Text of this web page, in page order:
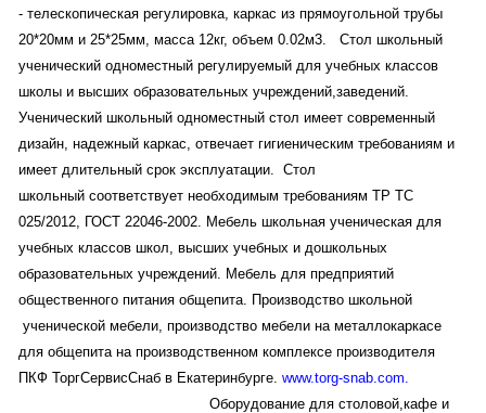
- телескопическая регулировка, каркас из прямоугольной трубы
20*20мм и 25*25мм, масса 12кг, объем 0.02м3. Стол школьный
ученический одноместный регулируемый для учебных классов
школы и высших образовательных учреждений,заведений.
Ученический школьный одноместный стол имеет современный
дизайн, надежный каркас, отвечает гигиеническим требованиям и
имеет длительный срок эксплуатации. Стол
школьный соответствует необходимым требованиям ТР ТС
025/2012, ГОСТ 22046-2002. Мебель школьная ученическая для
учебных классов школ, высших учебных и дошкольных
образовательных учреждений. Мебель для предприятий
общественного питания общепита. Производство школьной
ученической мебели, производство мебели на металлокаркасе
для общепита на производственном комплексе производителя
ПКФ ТоргСервисСнаб в Екатеринбурге. www.torg-snab.com.
Оборудование для столовой,кафе и